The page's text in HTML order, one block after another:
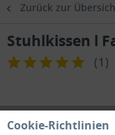
Zurück zur
Stuhlkissen l
(1 )
Cookie-Richtlinien